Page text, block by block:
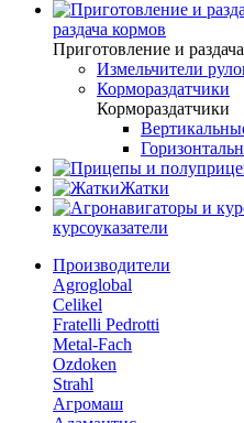
раздача кормов
Приготовление и
Измельчители
Кормораздатчики
Кормораздатчики
Жатки
курсоуказатели
Производители
Agroglobal
Celikel
Fratelli Pedrotti
Metal-Fach
Ozdoken
Strahl
Агромаш